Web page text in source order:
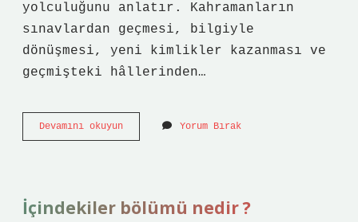
yolculuğunu anlatır. Kahramanların
sınavlardan geçmesi, bilgiyle
dönüşmesi, yeni kimlikler kazanması ve
geçmişteki hâllerinden…
Devamını okuyun2024-
2025
başlayacak
Yorum Bırak
İçindekiler bölümü nedir ?